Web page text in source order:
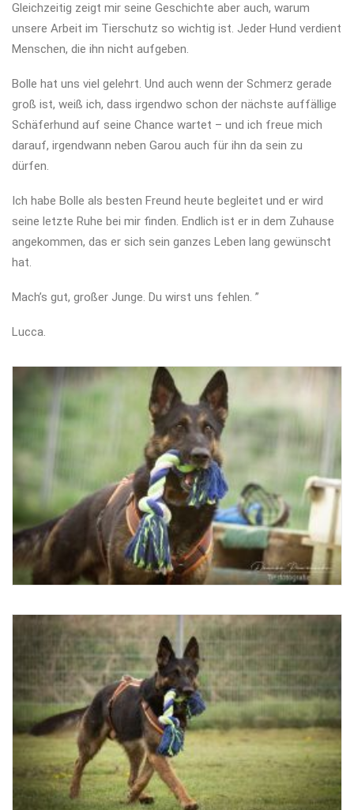
Gleichzeitig zeigt mir seine Geschichte aber auch, warum
unsere Arbeit im Tierschutz so wichtig ist. Jeder Hund verdient
Menschen, die ihn nicht aufgeben.
Bolle hat uns viel gelehrt. Und auch wenn der Schmerz gerade
groß ist, weiß ich, dass irgendwo schon der nächste auffällige
Schäferhund auf seine Chance wartet – und ich freue mich
darauf, irgendwann neben Garou auch für ihn da sein zu
dürfen.
Ich habe Bolle als besten Freund heute begleitet und er wird
seine letzte Ruhe bei mir finden. Endlich ist er in dem Zuhause
angekommen, das er sich sein ganzes Leben lang gewünscht
hat.
Mach’s gut, großer Junge. Du wirst uns fehlen. ”
Lucca.